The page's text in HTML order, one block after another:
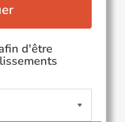
d'être